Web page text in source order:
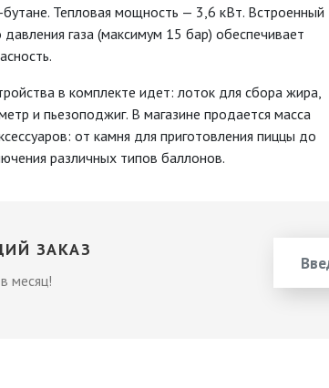
Тепловая мощность — 3,6 кВт. Встроенный
газа (максимум 15 бар) обеспечивает
в комплекте идет: лоток для сбора жира,
и пьезоподжиг. В магазине продается масса
от камня для приготовления пиццы до
различных типов баллонов.
ЗАКАЗ
месяц!